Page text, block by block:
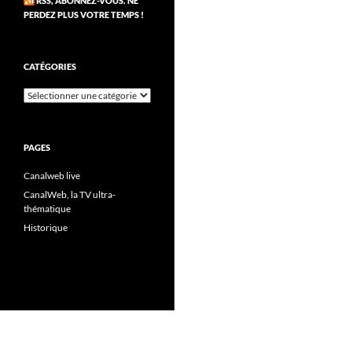
PERDEZ PLUS VOTRE TEMPS !
CATÉGORIES
Catégories
PAGES
Canalweb live
CanalWeb, la TV ultra-
thématique
Historique